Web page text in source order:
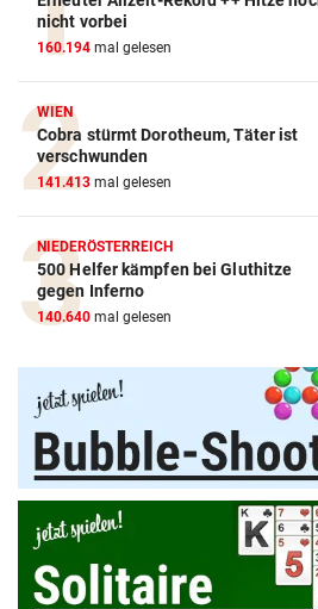
nicht vorbei
160.194 mal gelesen
WIEN
Cobra stürmt Dorotheum, Täter ist
verschwunden
141.413 mal gelesen
NIEDERÖSTERREICH
500 Helfer kämpfen bei Gluthitze
gegen Inferno
140.640 mal gelesen
Amazon-Kindle Vergleich
ZUM VERGLEICH
Apple-iPad Vergleich
ZUM VERGLEICH
Apple-iPhone Vergleich
ZUM VERGLEICH
Apple Macbook Vergleich
ZUM VERGLEICH